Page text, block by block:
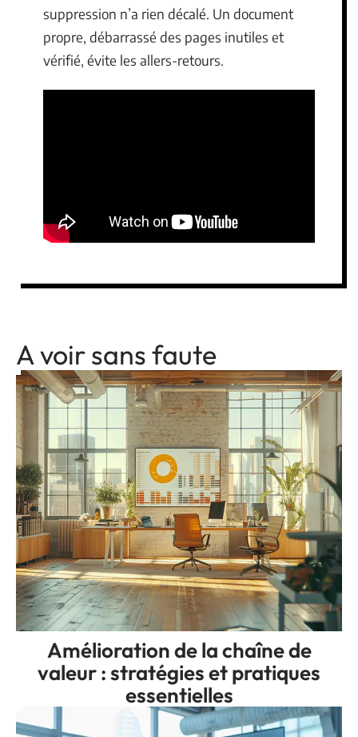
suppression n’a rien décalé. Un document
propre, débarrassé des pages inutiles et
vérifié, évite les allers-retours.
A voir sans faute
Amélioration de la chaîne de
valeur : stratégies et pratiques
essentielles